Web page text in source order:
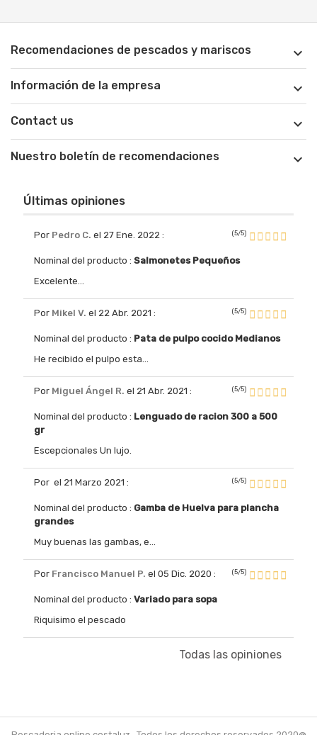
Recomendaciones de pescados y mariscos 
Información de la empresa 
Contact us 
Nuestro boletín de recomendaciones 
Últimas opiniones
Por Pedro C. el 27 Ene. 2022 : (5/5)
Nominal del producto : Salmonetes Pequeños
Excelente...
Por Mikel V. el 22 Abr. 2021 : (5/5)
Nominal del producto : Pata de pulpo cocido Medianos
He recibido el pulpo esta...
Por Miguel Ángel R. el 21 Abr. 2021 : (5/5)
Nominal del producto : Lenguado de racion 300 a 500
gr
Escepcionales Un lujo.
Por el 21 Marzo 2021 : (5/5)
Nominal del producto : Gamba de Huelva para plancha
grandes
Muy buenas las gambas, e...
Por Francisco Manuel P. el 05 Dic. 2020 : (5/5)
Nominal del producto : Variado para sopa
Riquisimo el pescado
Todas las opiniones